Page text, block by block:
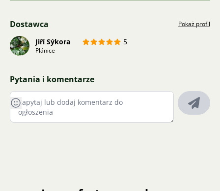
Dostawca Pokaż profil
Jiří Sýkora 5
Plánice
Pytania i komentarze